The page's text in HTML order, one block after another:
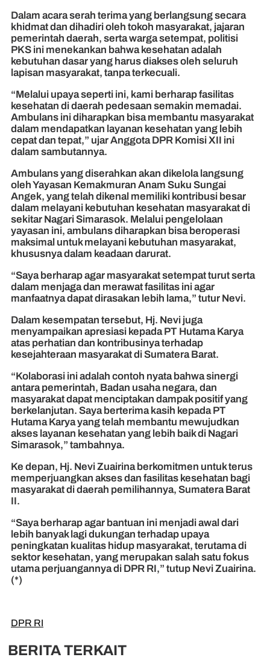
Dalam acara serah terima yang berlangsung secara
khidmat dan dihadiri oleh tokoh masyarakat, jajaran
pemerintah daerah, serta warga setempat, politisi
PKS ini menekankan bahwa kesehatan adalah
kebutuhan dasar yang harus diakses oleh seluruh
lapisan masyarakat, tanpa terkecuali.
“Melalui upaya seperti ini, kami berharap fasilitas
kesehatan di daerah pedesaan semakin memadai.
Ambulans ini diharapkan bisa membantu masyarakat
dalam mendapatkan layanan kesehatan yang lebih
cepat dan tepat,” ujar Anggota DPR Komisi XII ini
dalam sambutannya.
Ambulans yang diserahkan akan dikelola langsung
oleh Yayasan Kemakmuran Anam Suku Sungai
Angek, yang telah dikenal memiliki kontribusi besar
dalam melayani kebutuhan kesehatan masyarakat di
sekitar Nagari Simarasok. Melalui pengelolaan
yayasan ini, ambulans diharapkan bisa beroperasi
maksimal untuk melayani kebutuhan masyarakat,
khususnya dalam keadaan darurat.
“Saya berharap agar masyarakat setempat turut serta
dalam menjaga dan merawat fasilitas ini agar
manfaatnya dapat dirasakan lebih lama,” tutur Nevi.
Dalam kesempatan tersebut, Hj. Nevi juga
menyampaikan apresiasi kepada PT Hutama Karya
atas perhatian dan kontribusinya terhadap
kesejahteraan masyarakat di Sumatera Barat.
“Kolaborasi ini adalah contoh nyata bahwa sinergi
antara pemerintah, Badan usaha negara, dan
masyarakat dapat menciptakan dampak positif yang
berkelanjutan. Saya berterima kasih kepada PT
Hutama Karya yang telah membantu mewujudkan
akses layanan kesehatan yang lebih baik di Nagari
Simarasok,” tambahnya.
Ke depan, Hj. Nevi Zuairina berkomitmen untuk terus
memperjuangkan akses dan fasilitas kesehatan bagi
masyarakat di daerah pemilihannya, Sumatera Barat
II.
“Saya berharap agar bantuan ini menjadi awal dari
lebih banyak lagi dukungan terhadap upaya
peningkatan kualitas hidup masyarakat, terutama di
sektor kesehatan, yang merupakan salah satu fokus
utama perjuangannya di DPR RI,” tutup Nevi Zuairina.
(*)
DPR RI
BERITA TERKAIT